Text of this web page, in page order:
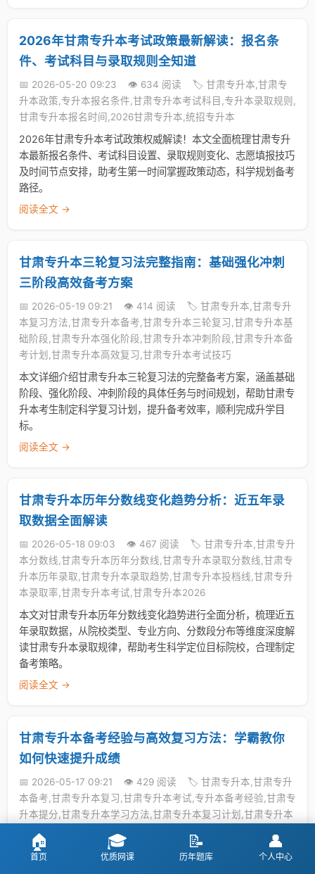
2026年甘肃专升本考试政策最新解读：报名条
件、考试科目与录取规则全知道
📅 2026-05-20 09:23 👁️ 634 阅读
🏷️ 甘肃专升本,甘肃专
升本政策,专升本报名条件,甘肃专升本考试科目,专升本录取规则,
甘肃专升本报名时间,2026甘肃专升本,统招专升本
2026年甘肃专升本考试政策权威解读！本文全面梳理甘肃专升
本最新报名条件、考试科目设置、录取规则变化、志愿填报技巧
及时间节点安排，助考生第一时间掌握政策动态，科学规划备考
路径。
阅读全文 →
甘肃专升本三轮复习法完整指南：基础强化冲刺
三阶段高效备考方案
📅 2026-05-19 09:21 👁️ 414 阅读
🏷️ 甘肃专升本,甘肃专升
本复习方法,甘肃专升本备考,甘肃专升本三轮复习,甘肃专升本基
础阶段,甘肃专升本强化阶段,甘肃专升本冲刺阶段,甘肃专升本备
考计划,甘肃专升本高效复习,甘肃专升本考试技巧
本文详细介绍甘肃专升本三轮复习法的完整备考方案，涵盖基础
阶段、强化阶段、冲刺阶段的具体任务与时间规划，帮助甘肃专
升本考生制定科学复习计划，提升备考效率，顺利完成升学目
标。
阅读全文 →
甘肃专升本历年分数线变化趋势分析：近五年录
取数据全面解读
📅 2026-05-18 09:03 👁️ 467 阅读
🏷️ 甘肃专升本,甘肃专升
本分数线,甘肃专升本历年分数线,甘肃专升本录取分数线,甘肃专
升本历年录取,甘肃专升本录取趋势,甘肃专升本投档线,甘肃专升
本录取率,甘肃专升本考试,甘肃专升本2026
本文对甘肃专升本历年分数线变化趋势进行全面分析，梳理近五
年录取数据，从院校类型、专业方向、分数段分布等维度深度解
读甘肃专升本录取规律，帮助考生科学定位目标院校，合理制定
备考策略。
阅读全文 →
甘肃专升本备考经验与高效复习方法：学霸教你
如何快速提升成绩
📅 2026-05-17 09:21 👁️ 429 阅读
🏷️ 甘肃专升本,甘肃专升
本备考,甘肃专升本复习,甘肃专升本考试,专升本备考经验,甘肃专
升本提分,甘肃专升本学习方法,甘肃专升本复习计划,甘肃专升本
甘肃专升本备考经验与高效复习方法详解，涵盖时间规划、科目
🏠
首页
🎓
优质网课
📝
历年题库
👤
个人中心